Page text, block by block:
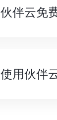
伙伴云免
使用伙伴